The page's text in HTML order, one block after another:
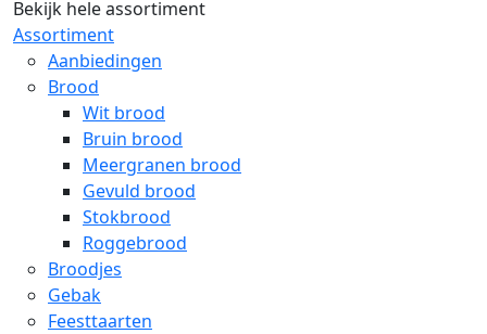
Bekijk hele assortiment
Assortiment
Aanbiedingen
Brood
Wit brood
Bruin brood
Meergranen brood
Gevuld brood
Stokbrood
Roggebrood
Broodjes
Gebak
Feesttaarten